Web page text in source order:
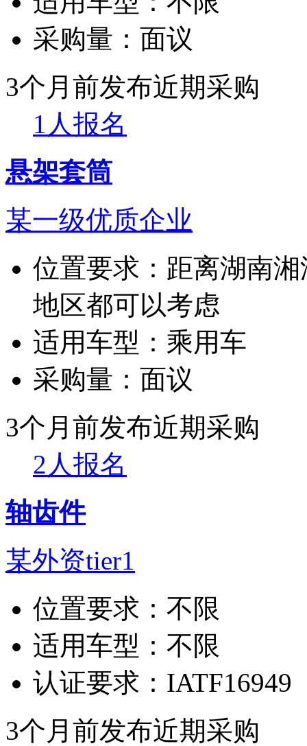
采购量： 面议
3个月前发布近期采购
1人报名
悬架套筒
某一级优质企业
位置要求： 距离湖南
地区都可以考虑
适用车型： 乘用车
采购量： 面议
3个月前发布近期采购
2人报名
轴齿件
某外资tier1
位置要求： 不限
适用车型： 不限
认证要求： IATF16949
3个月前发布近期采购